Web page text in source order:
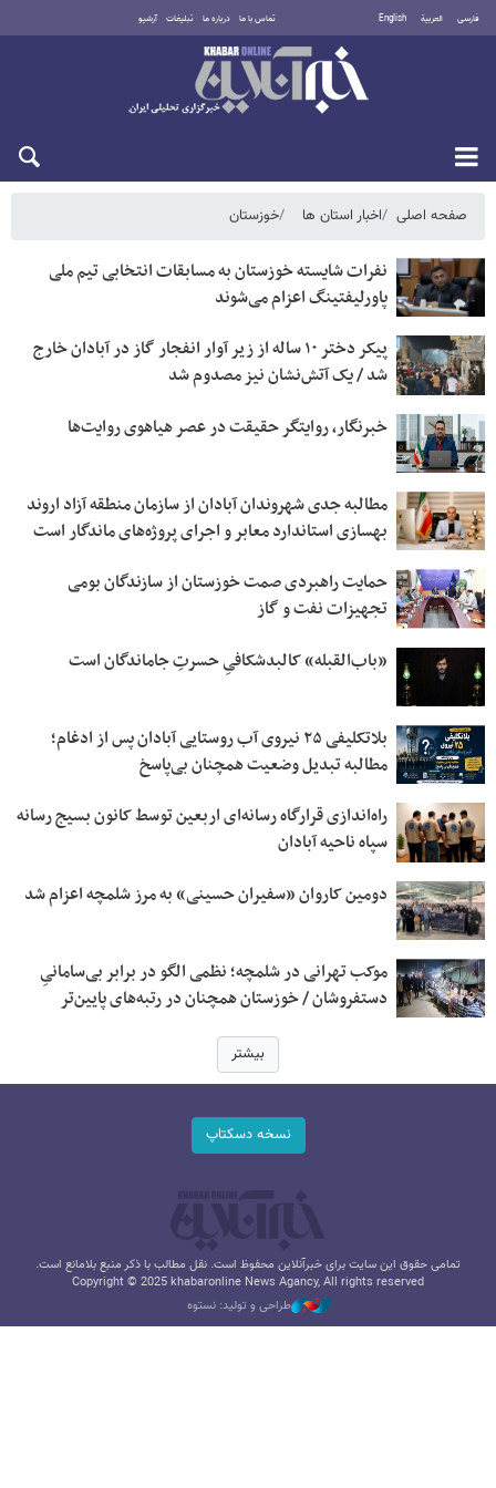
فارسی العربية English تماس با ما درباره ما تبلیغات آرشیو
شنبه ۱۷ مرداد ۱۴۰۵
صفحه اصلی اخبار استان ها خوزستان
نفرات شایسته خوزستان به مسابقات انتخابی تیم ملی
پاورلیفتینگ اعزام می‌شوند
پیکر دختر ۱۰ ساله از زیر آوار انفجار گاز در آبادان خارج
شد / یک آتش‌نشان نیز مصدوم شد
خبرنگار، روایتگر حقیقت در عصر هیاهوی روایت‌ها
مطالبه جدی شهروندان آبادان از سازمان منطقه آزاد اروند
بهسازی استاندارد معابر و اجرای پروژه‌های ماندگار است
حمایت راهبردی صمت خوزستان از سازندگان بومی
تجهیزات نفت و گاز
«باب‌القبله» کالبدشکافیِ حسرتِ جاماندگان است
بلاتکلیفی ۲۵ نیروی آب روستایی آبادان پس از ادغام؛
مطالبه تبدیل وضعیت همچنان بی‌پاسخ
راه‌اندازی قرارگاه رسانه‌ای اربعین توسط کانون بسیج رسانه
سپاه ناحیه آبادان
دومین کاروان «سفیران حسینی» به مرز شلمچه اعزام شد
موکب تهرانی در شلمچه؛ نظمی الگو در برابر بی‌سامانیِ
دستفروشان / خوزستان همچنان در رتبه‌های پایین‌تر
بیشتر
نسخه دسکتاپ
تمامی حقوق این سایت برای خبرآنلاین محفوظ است. نقل مطالب با ذکر منبع بلامانع است.
Copyright © 2025 khabaronline News Agancy, All rights reserved
طراحی و تولید: نستوه